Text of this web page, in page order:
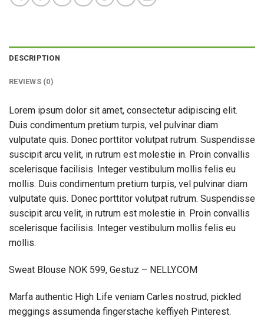
DESCRIPTION
REVIEWS (0)
Lorem ipsum dolor sit amet, consectetur adipiscing elit.
Duis condimentum pretium turpis, vel pulvinar diam
vulputate quis. Donec porttitor volutpat rutrum. Suspendisse
suscipit arcu velit, in rutrum est molestie in. Proin convallis
scelerisque facilisis. Integer vestibulum mollis felis eu
mollis. Duis condimentum pretium turpis, vel pulvinar diam
vulputate quis. Donec porttitor volutpat rutrum. Suspendisse
suscipit arcu velit, in rutrum est molestie in. Proin convallis
scelerisque facilisis. Integer vestibulum mollis felis eu
mollis.
Sweat Blouse NOK 599, Gestuz – NELLY.COM
Marfa authentic High Life veniam Carles nostrud, pickled
meggings assumenda fingerstache keffiyeh Pinterest.